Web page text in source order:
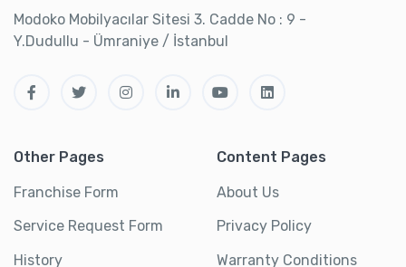
Modoko Mobilyacılar Sitesi 3. Cadde No : 9 -
Y.Dudullu - Ümraniye / İstanbul
Other Pages
Franchise Form
Service Request Form
History
Content Pages
About Us
Privacy Policy
Warranty Conditions